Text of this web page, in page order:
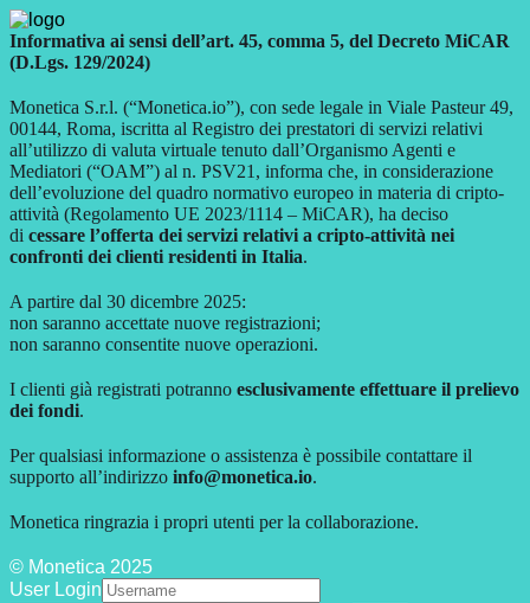
Informativa ai sensi dell’art. 45, comma 5, del Decreto MiCAR
(D.Lgs. 129/2024)
Monetica S.r.l. (“Monetica.io”), con sede legale in Viale Pasteur 49,
00144, Roma, iscritta al Registro dei prestatori di servizi relativi
all’utilizzo di valuta virtuale tenuto dall’Organismo Agenti e
Mediatori (“OAM”) al n. PSV21, informa che, in considerazione
dell’evoluzione del quadro normativo europeo in materia di cripto-
attività (Regolamento UE 2023/1114 – MiCAR), ha deciso
di cessare l’offerta dei servizi relativi a cripto-attività nei
confronti dei clienti residenti in Italia.
A partire dal 30 dicembre 2025:
non saranno accettate nuove registrazioni;
non saranno consentite nuove operazioni.
I clienti già registrati potranno esclusivamente effettuare il prelievo
dei fondi.
Per qualsiasi informazione o assistenza è possibile contattare il
supporto all’indirizzo info@monetica.io.
Monetica ringrazia i propri utenti per la collaborazione.
© Monetica 2025
User Login